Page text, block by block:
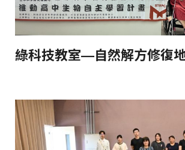
綠科技教室—自然解方修復